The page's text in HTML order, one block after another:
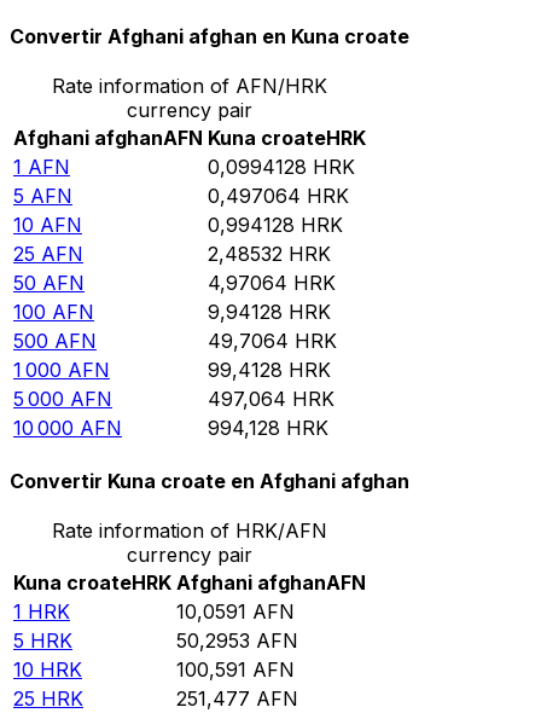
Convertir Afghani afghan en Kuna croate
Rate information of AFN/HRK
currency pair
Afghani afghanAFN Kuna croateHRK
1 AFN 0,0994128 HRK
5 AFN 0,497064 HRK
10 AFN 0,994128 HRK
25 AFN 2,48532 HRK
50 AFN 4,97064 HRK
100 AFN 9,94128 HRK
500 AFN 49,7064 HRK
1 000 AFN 99,4128 HRK
5 000 AFN 497,064 HRK
10 000 AFN 994,128 HRK
Convertir Kuna croate en Afghani afghan
Rate information of HRK/AFN
currency pair
Kuna croateHRK Afghani afghanAFN
1 HRK 10,0591 AFN
5 HRK 50,2953 AFN
10 HRK 100,591 AFN
25 HRK 251,477 AFN